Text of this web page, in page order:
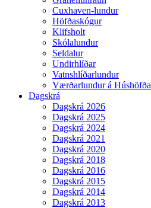
Cuxhaven-lundur
Höfðaskógur
Klifsholt
Skólalundur
Seldalur
Undirhlíðar
Vatnshlíðarlundur
Værðarlundur á Húshöfða
Dagskrá
Dagskrá 2026
Dagskrá 2025
Dagskrá 2024
Dagskrá 2021
Dagskrá 2020
Dagskrá 2018
Dagskrá 2016
Dagskrá 2015
Dagskrá 2014
Dagskrá 2013